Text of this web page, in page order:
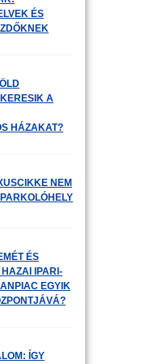
ÉS
A
HÁZAKAT?
NEM
ÉS
IPARI-
EGYIK
ÍGY